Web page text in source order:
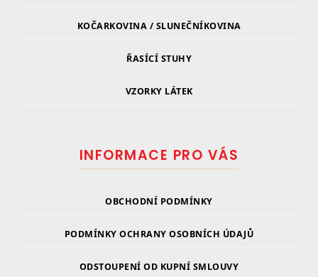
KOČARKOVINA / SLUNEČNÍKOVINA
ŘASÍCÍ STUHY
VZORKY LÁTEK
INFORMACE PRO VÁS
OBCHODNÍ PODMÍNKY
PODMÍNKY OCHRANY OSOBNÍCH ÚDAJŮ
ODSTOUPENÍ OD KUPNÍ SMLOUVY